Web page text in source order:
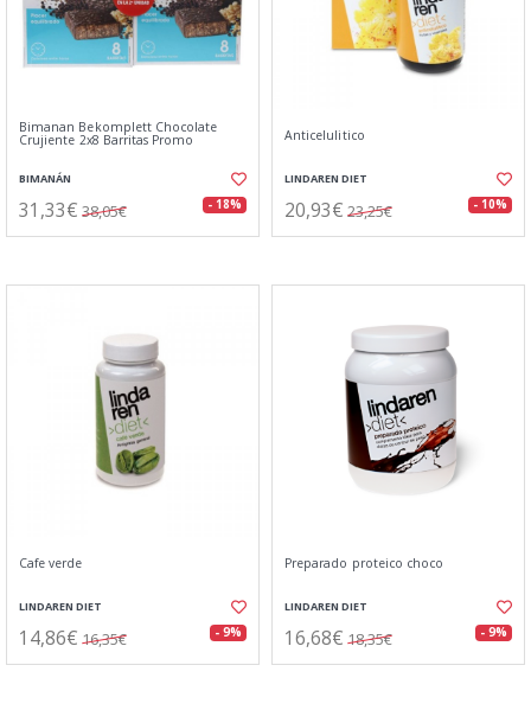
Bimanan Bekomplett Chocolate
Crujiente 2x8 Barritas Promo
BIMANÁN
31,33€ 38,05€ - 18%
Anticelulitico
LINDAREN DIET
20,93€ 23,25€ - 10%
Cafe verde
LINDAREN DIET
14,86€ 16,35€ - 9%
Preparado proteico choco
LINDAREN DIET
16,68€ 18,35€ - 9%